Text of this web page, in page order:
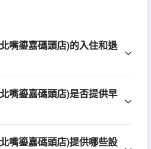
嘴鎏嘉碼頭店)的入住和退
嘴鎏嘉碼頭店)是否提供早
嘴鎏嘉碼頭店)提供哪些設